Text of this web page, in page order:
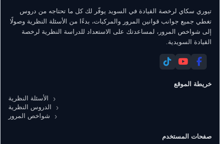
تيوري سكاي لرخصة القيادة في السويد يوفّر لك كل ما تحتاجه من دروس
تغطي جميع جوانب قوانين المرور والمركبات، بدءًا من الأسئلة النظرية وصولًا
إلى شواخص المرور، لمساعدتك على الاستعداد للدراسة النظرية لرخصة
القيادة السويدية.
خريطة الموقع
الأسئلة النظرية
الدروس النظرية
شواخص المرور
صفحات المستخدم